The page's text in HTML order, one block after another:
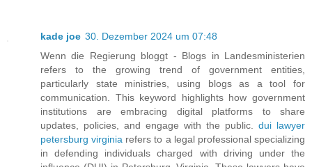
kade joe 30. Dezember 2024 um 07:48
Wenn die Regierung bloggt - Blogs in Landesministerien
refers to the growing trend of government entities,
particularly state ministries, using blogs as a tool for
communication. This keyword highlights how government
institutions are embracing digital platforms to share
updates, policies, and engage with the public. dui lawyer
petersburg virginia refers to a legal professional specializing
in defending individuals charged with driving under the